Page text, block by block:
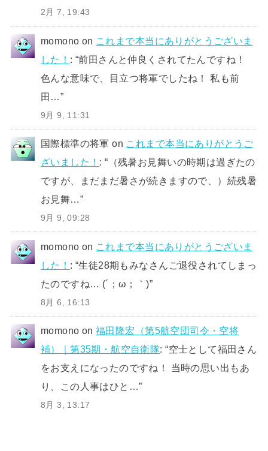
2月 7, 19:43
momono on これまで本当にありがとうございま
した！ : “前田さんと仲良くされてたんですね！
色んな意味で、目立つ将軍でしたね！ 私も前
田…”
9月 9, 11:31
国際標準の将軍 on これまで本当にありがとうご
ざいました！ : “ （残暑お見舞いの時期は過ぎたの
ですが、まだまだ暑さが続きますので、）続残暑
お見舞…”
9月 9, 09:28
momono on これまで本当にありがとうございま
した！ : “生徒28期もみなさんご退役されてしまっ
たのですね… (´；ω；｀)”
8月 6, 16:13
momono on福田隆宏（第5航空団司令・空将
補）｜第35期・航空自衛隊: “空士として福田さん
をお支えになったのですね！ 当時の思い出もあ
り、この人事はひと…”
8月 3, 13:17